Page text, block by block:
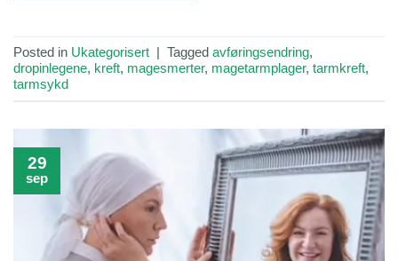
Posted in Ukategorisert | Tagged avføringsendring,
dropinlegene, kreft, magesmerter, magetarmplager, tarmkreft,
tarmsykd
29
sep